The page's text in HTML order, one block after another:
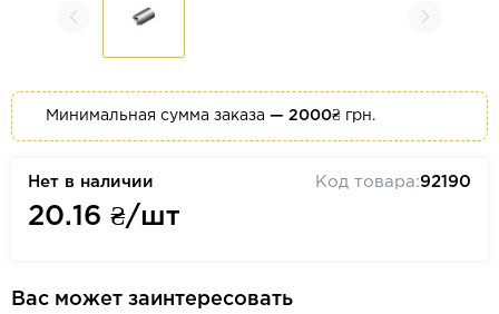
Минимальная сумма заказа — 2000₴ грн.
Нет в наличии
20.16 ₴/шт
Код товара:92190
Вас может заинтересовать